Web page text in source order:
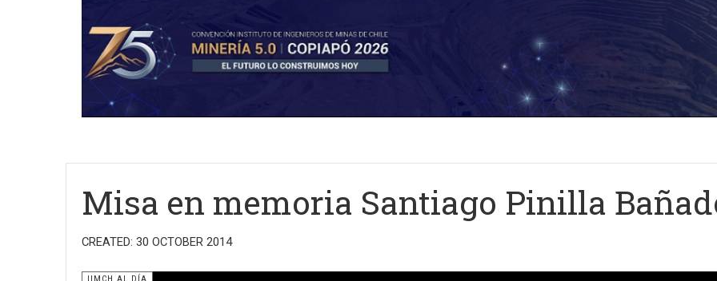
Misa en memoria Santiago Pinilla
CREATED: 30 OCTOBER 2014